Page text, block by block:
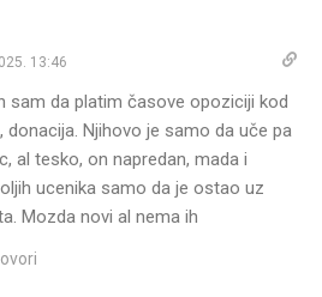
13:46
sam da platim časove opoziciji kod
donacija. Njihovo je samo da uče pa
al tesko, on napredan, mada i
ucenika samo da je ostao uz
Mozda novi al nema ih